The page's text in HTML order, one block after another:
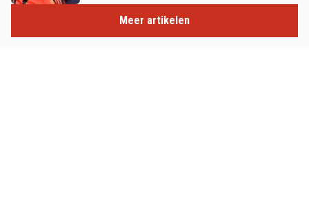
Meer artikelen